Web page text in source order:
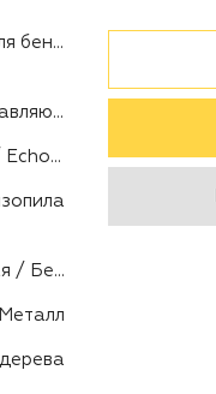
Запчасть для бензоинструмента
Шина направляющая
Champion / Echo / Patriot / Huter
Пила цепная / Бензопила
Металл